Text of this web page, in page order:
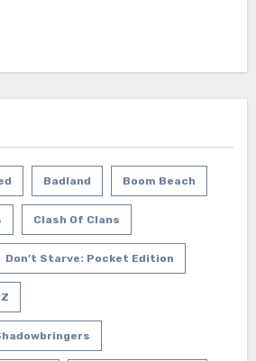
Badland Boom Beach
Clash Of Clans
Don’t Starve: Pocket Edition